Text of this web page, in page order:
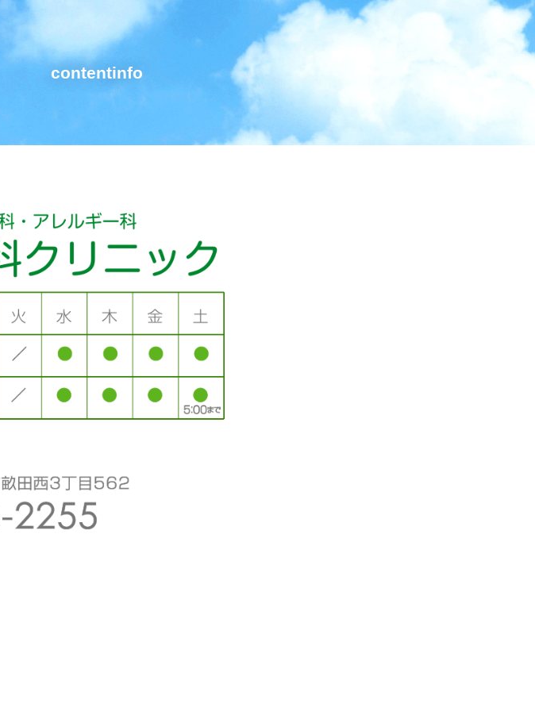
contentinfo